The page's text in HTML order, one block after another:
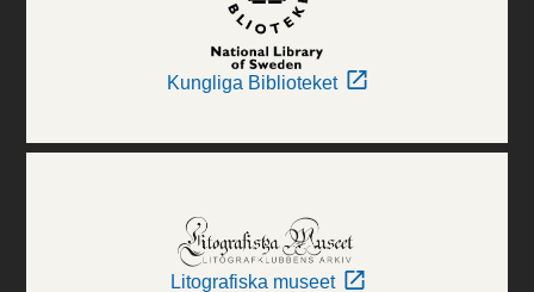
Kungliga Biblioteket
Litografiska museet